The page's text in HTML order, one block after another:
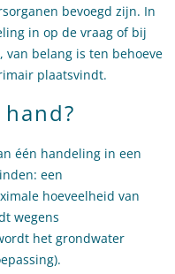
bevoegd zijn. In
in op de vraag of bij
van belang is ten behoeve
plaatsvindt.
één handeling in een
een
hoeveelheid van
wegens
het grondwater